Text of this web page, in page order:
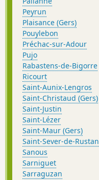
Peyrun
Plaisance (Gers)
Pouylebon
Préchac-sur-Adour
Pujo
Rabastens-de-Bigorre
Ricourt
Saint-Aunix-Lengros
Saint-Christaud (Gers)
Saint-Justin
Saint-Lézer
Saint-Maur (Gers)
Saint-Sever-de-Rustan
Sanous
Sarniguet
Sarraguzan